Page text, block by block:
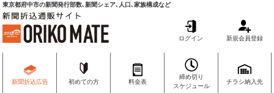
東京都府中市の新聞発行部数､新聞シェア､人口､家族構成など
ログイン 新規会員登録
新聞折込広告 初めての方 料金表
締め切り
スケジュール
チラシ納入先